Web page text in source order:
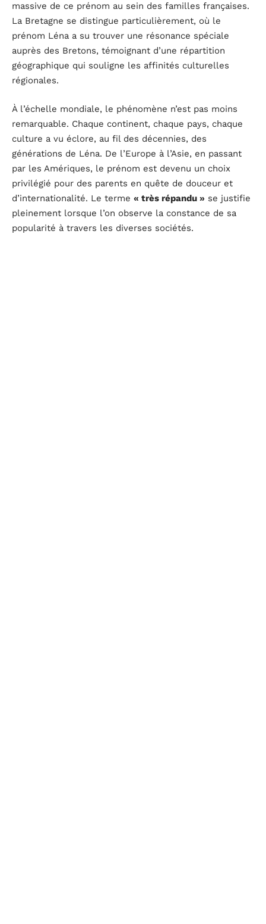
massive de ce prénom au sein des familles françaises.
La Bretagne se distingue particulièrement, où le
prénom Léna a su trouver une résonance spéciale
auprès des Bretons, témoignant d’une répartition
géographique qui souligne les affinités culturelles
régionales.
À l’échelle mondiale, le phénomène n’est pas moins
remarquable. Chaque continent, chaque pays, chaque
culture a vu éclore, au fil des décennies, des
générations de Léna. De l’Europe à l’Asie, en passant
par les Amériques, le prénom est devenu un choix
privilégié pour des parents en quête de douceur et
d’internationalité. Le terme « très répandu » se justifie
pleinement lorsque l’on observe la constance de sa
popularité à travers les diverses sociétés.